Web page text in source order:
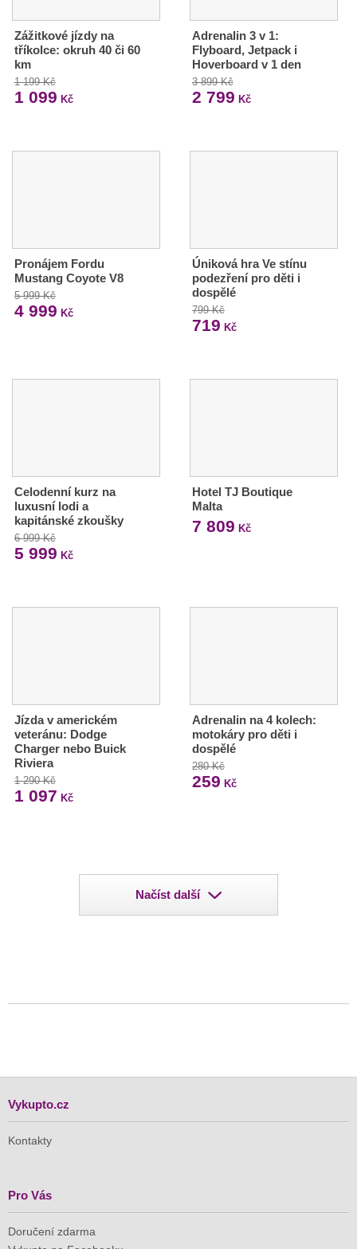
Zážitkové jízdy na
tříkolce: okruh 40 či 60
km
1 199 Kč
1 099 Kč
Adrenalin 3 v 1:
Flyboard, Jetpack i
Hoverboard v 1 den
3 899 Kč
2 799 Kč
Pronájem Fordu
Mustang Coyote V8
5 999 Kč
4 999 Kč
Úniková hra Ve stínu
podezření pro děti i
dospělé
799 Kč
719 Kč
Celodenní kurz na
luxusní lodi a
kapitánské zkoušky
6 999 Kč
5 999 Kč
Hotel TJ Boutique
Malta
7 809 Kč
Jízda v americkém
veteránu: Dodge
Charger nebo Buick
Riviera
1 290 Kč
1 097 Kč
Adrenalin na 4 kolech:
motokáry pro děti i
dospělé
280 Kč
259 Kč
Načíst další
Vykupto.cz
Kontakty
Pro Vás
Doručení zdarma